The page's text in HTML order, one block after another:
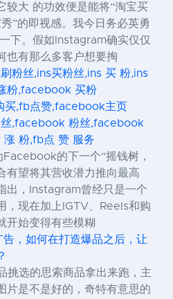
较大 的功效便是能将“淘宝买
”的即视感。我今日务必英勇
下。假如Instagram确实仅仅
也有那么多客户想要掏
粉丝,ins买粉丝,ins 买 粉,ins
粉,facebook 买粉
买,fb点赞,facebook主页
,facebook 粉丝,facebook
粉,fb点 赞 服务
的下一个“摇钱树，
有望将其营收潜力推向最高
出，Instagram曾经只是一个
，现在加上IGTV、Reels和购
开始变得有些模糊
，如何在打造爆品之后，让
挑选的思索商品拿出来跑，主
片是不是好的，奇特有意思的